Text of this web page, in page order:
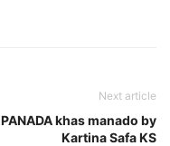
Next article
PANADA khas manado by
Kartina Safa KS